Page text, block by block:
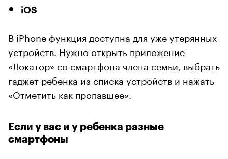
iOS
В iPhone функция доступна для уже утерянных
устройств. Нужно открыть приложение
«Локатор» со смартфона члена семьи, выбрать
гаджет ребенка из списка устройств и нажать
«Отметить как пропавшее».
Если у вас и у ребенка разные
смартфоны